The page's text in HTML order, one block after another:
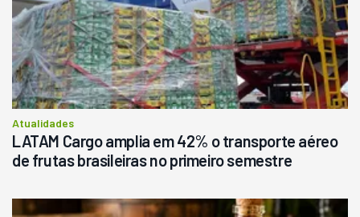
R$ 145.000
Consultar
Atualidades
LATAM Cargo amplia em 42% o transporte aéreo
de frutas brasileiras no primeiro semestre